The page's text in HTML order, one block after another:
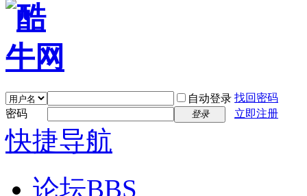
自动登录 找回密码
密码
登录 立即注册
快捷导航
论坛BBS